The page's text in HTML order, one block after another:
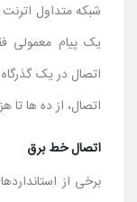
شبکه متداول
یک پیام معمولی
اتصال در یک
اتصال، از ده ها تا
اتصال خط برق
برخی از